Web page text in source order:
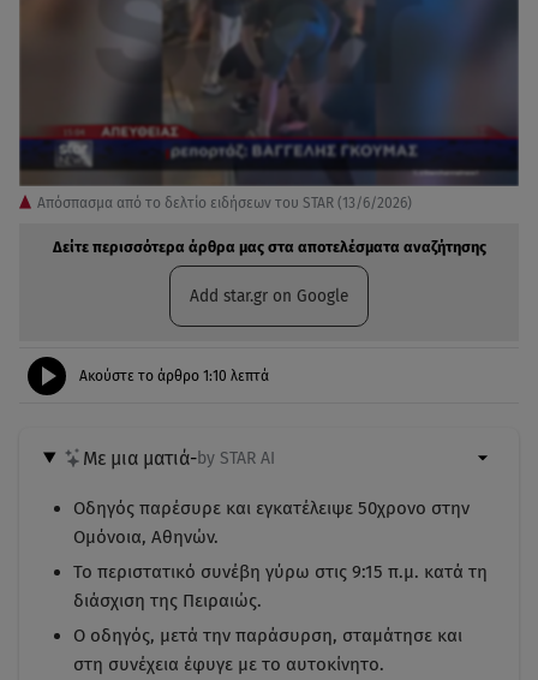
Απόσπασμα από το δελτίο ειδήσεων του STAR (13/6/2026)
Δείτε περισσότερα άρθρα μας στα αποτελέσματα αναζήτησης
Add star.gr on Google
Ακούστε το άρθρο 1:10 λεπτά
Με μια ματιά-by STAR AI
Οδηγός παρέσυρε και εγκατέλειψε 50χρονο στην
Ομόνοια, Αθηνών.
Το περιστατικό συνέβη γύρω στις 9:15 π.μ. κατά τη
διάσχιση της Πειραιώς.
Ο οδηγός, μετά την παράσυρση, σταμάτησε και
στη συνέχεια έφυγε με το αυτοκίνητο.